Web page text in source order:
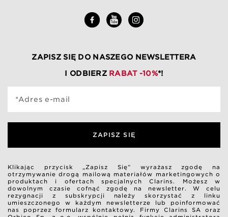
ZAPISZ SIĘ DO NASZEGO NEWSLETTERA
I ODBIERZ RABAT -10%*!
*Adres e-mail
ZAPISZ SIĘ
Klikając przycisk „Zapisz Się” wyrażasz zgodę na
otrzymywanie drogą mailową materiałów marketingowych o
produktach i ofertach specjalnych Clarins. Możesz w
dowolnym czasie cofnąć zgodę na newsletter. W celu
rezygnacji z subskrypcji należy skorzystać z linku
umieszczonego w każdym newsletterze lub poinformować
nas poprzez formularz kontaktowy. Firmy Clarins SA oraz